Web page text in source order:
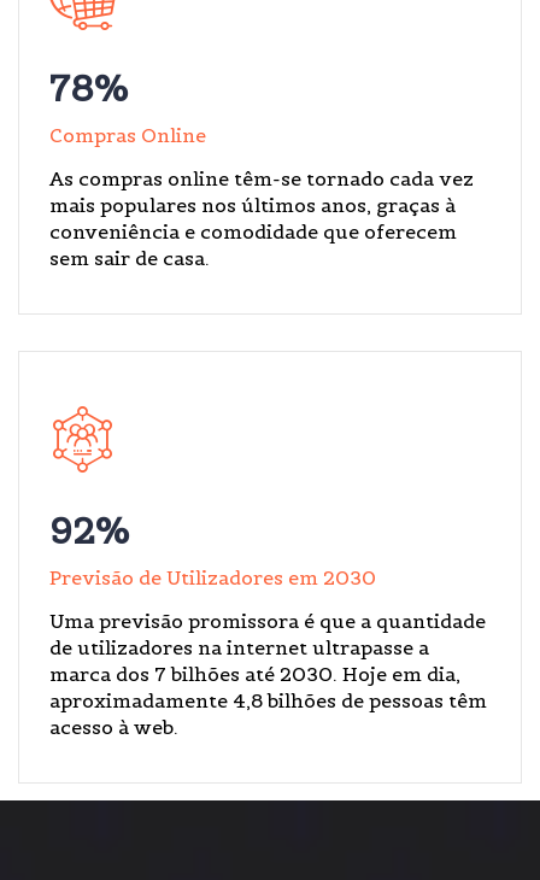
78%
Compras Online
As compras online têm-se tornado cada vez
mais populares nos últimos anos, graças à
conveniência e comodidade que oferecem
sem sair de casa.
92%
Previsão de Utilizadores em 2030
Uma previsão promissora é que a quantidade
de utilizadores na internet ultrapasse a
marca dos 7 bilhões até 2030. Hoje em dia,
aproximadamente 4,8 bilhões de pessoas têm
acesso à web.